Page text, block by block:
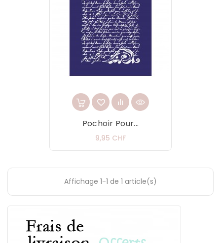
Pochoir Pour...
9,95 CHFPrix
Affichage 1-1 de 1 article(s)